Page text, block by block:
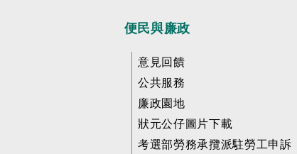
便民與廉政
意見回饋
公共服務
廉政園地
狀元公仔圖片下載
考選部勞務承攬派駐勞工申訴